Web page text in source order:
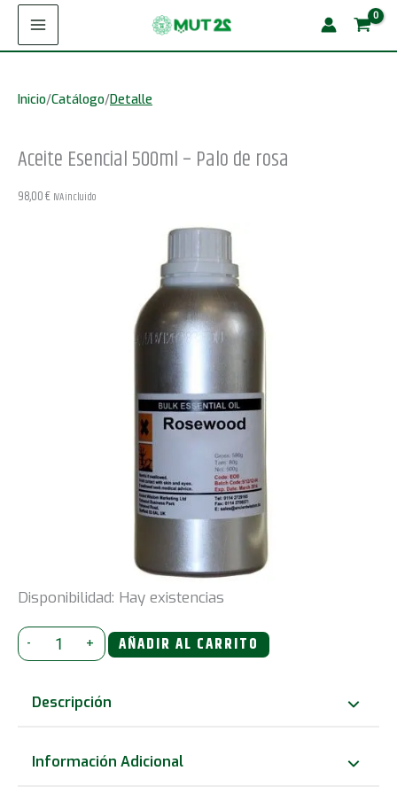
Inicio/Catálogo/Detalle
Aceite Esencial 500ml – Palo de rosa
98,00€ IVA incluido
Disponibilidad: Hay existencias
-
Aceite
Esencial
500ml
+ AÑADIR AL CARRITO
Descripción
Información Adicional
500ml
-
de
cantidad